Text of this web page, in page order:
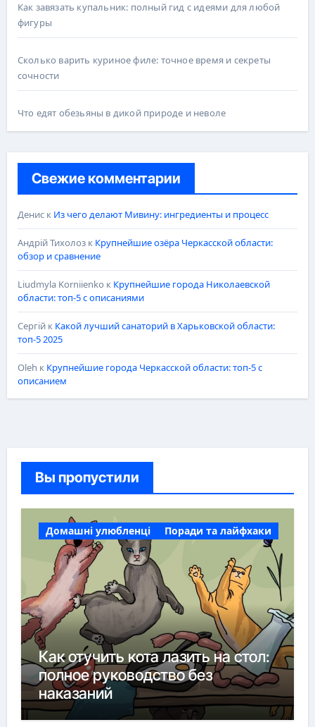
Как завязать купальник: полный гид с идеями для любой
фигуры
Сколько варить куриное филе: точное время и секреты
сочности
Что едят обезьяны в дикой природе и неволе
Свежие комментарии
Дениск Из чего делают Мивину: ингредиенты и процесс
Андрій Тихолозк Крупнейшие озёра Черкасской области:
обзор и сравнение
Liudmyla Korniienko к Крупнейшие города Николаевской
области: топ-5 с описаниями
Сергійк Какой лучший санаторий в Харьковской области:
топ-5 2025
Oleh к Крупнейшие города Черкасской области: топ-5 с
описанием
Вы пропустили
Домашні улюбленці Поради та лайфхаки
Как отучить кота лазить на стол:
полное руководство без
наказаний